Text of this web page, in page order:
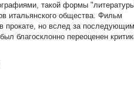
такой формы
итальянского общества. Фильм
прокате, но вслед за последующим
благосклонно переоценен